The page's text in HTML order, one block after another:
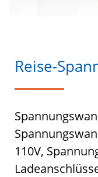
Reise-
110V,